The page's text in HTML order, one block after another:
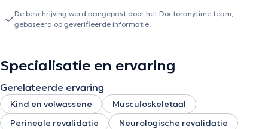
De beschrijving werd aangepast door het Doctoranytime team,
gebaseerd op geverifieerde informatie.
Specialisatie en ervaring
Gerelateerde ervaring
Kind en volwassene
Musculoskeletaal
Perineale revalidatie
Neurologische revalidatie